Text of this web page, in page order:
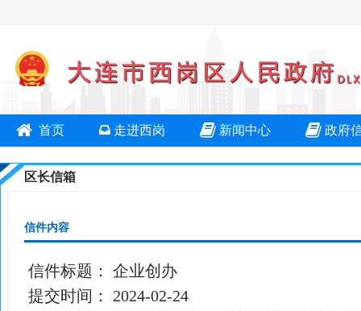
首页 走进西岗 新闻中心 政府
区长信箱
信件内容
信件标题： 企业创办
提交时间：
2024-02-24